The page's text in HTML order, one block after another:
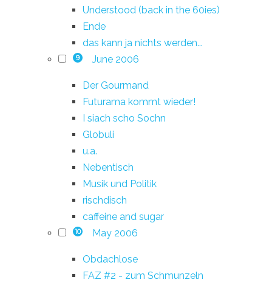
Understood (back in the 60ies)
Ende
das kann ja nichts werden...
9 June 2006
Der Gourmand
Futurama kommt wieder!
I siach scho Sochn
Globuli
u.a.
Nebentisch
Musik und Politik
rischdisch
caffeine and sugar
10 May 2006
Obdachlose
FAZ #2 - zum Schmunzeln